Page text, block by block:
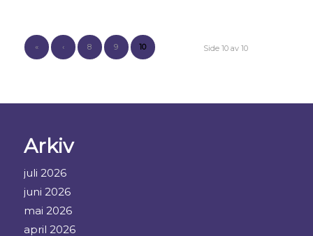
Side 10 av 10
« ‹ 8 9 10
Arkiv
juli 2026
juni 2026
mai 2026
april 2026